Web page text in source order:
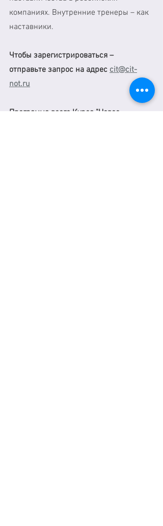
компаниях. Внутренние тренеры – как
наставники.
Чтобы зарегистрироваться –
отправьте запрос на адрес cit@cit-
not.ru
Программа всего Курса "Новое